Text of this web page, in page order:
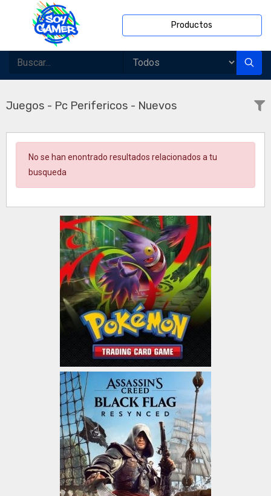
Productos
Juegos - Pc Perifericos - Nuevos
No se han enontrado resultados relacionados a tu
busqueda